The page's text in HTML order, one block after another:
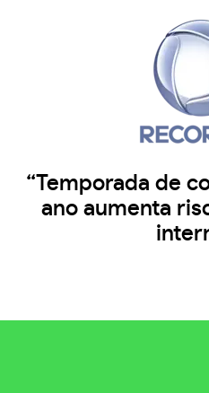
“Temporada de
ano aumenta